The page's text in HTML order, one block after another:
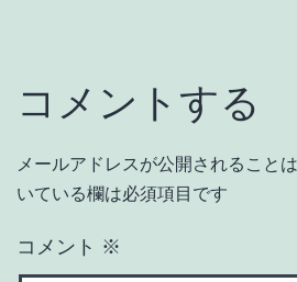
コメントする
メールアドレスが公開されること
いている欄は必須項目です
コメント ※